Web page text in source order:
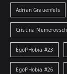
Adrian Grauenfels
Cristina
EgoPHobia #23
EgoPHobia #26